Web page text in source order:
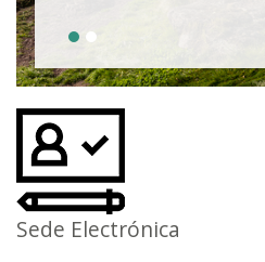
Sede Electrónica